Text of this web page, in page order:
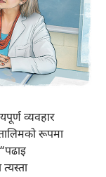
व्यवहार
रूपमा